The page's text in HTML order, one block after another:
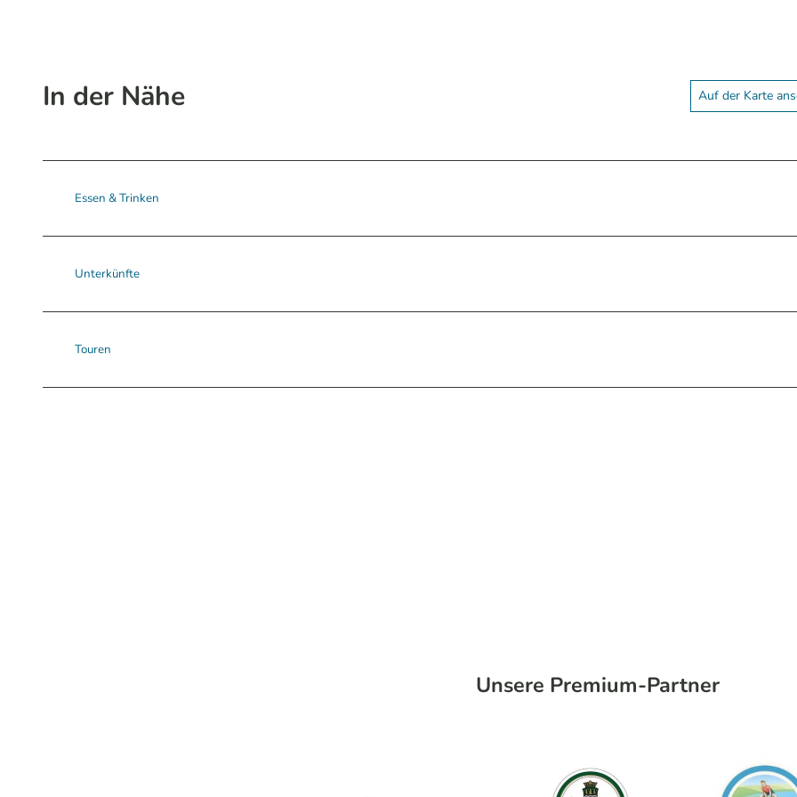
In der Nähe Auf der Karte
Essen & Trinken
Unterkünfte
Touren
Unsere Premium-Partner